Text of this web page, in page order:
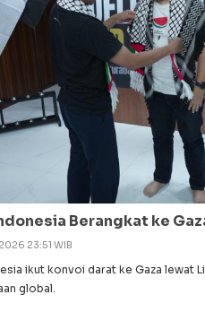
Berangkat ke
23:51 WIB
ikut konvoi darat ke Gaza lewat
global.